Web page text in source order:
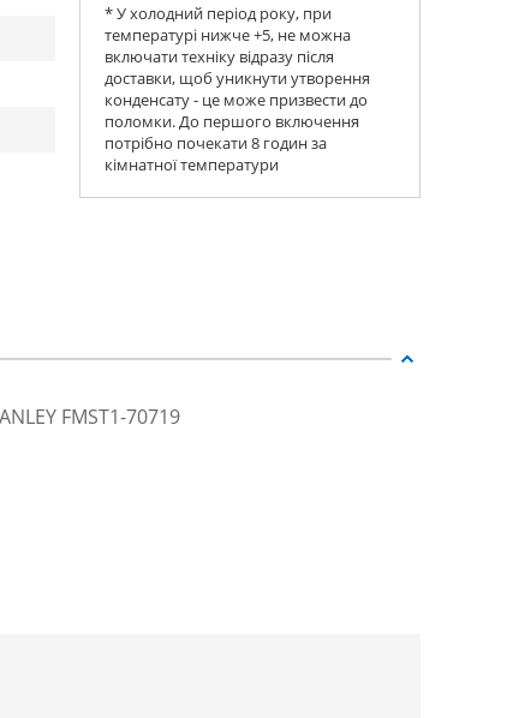
* У холодний період року, при
температурі нижче +5, не можна
включати техніку відразу після
доставки, щоб уникнути утворення
конденсату - це може призвести до
поломки. До першого включення
потрібно почекати 8 годин за
кімнатної температури